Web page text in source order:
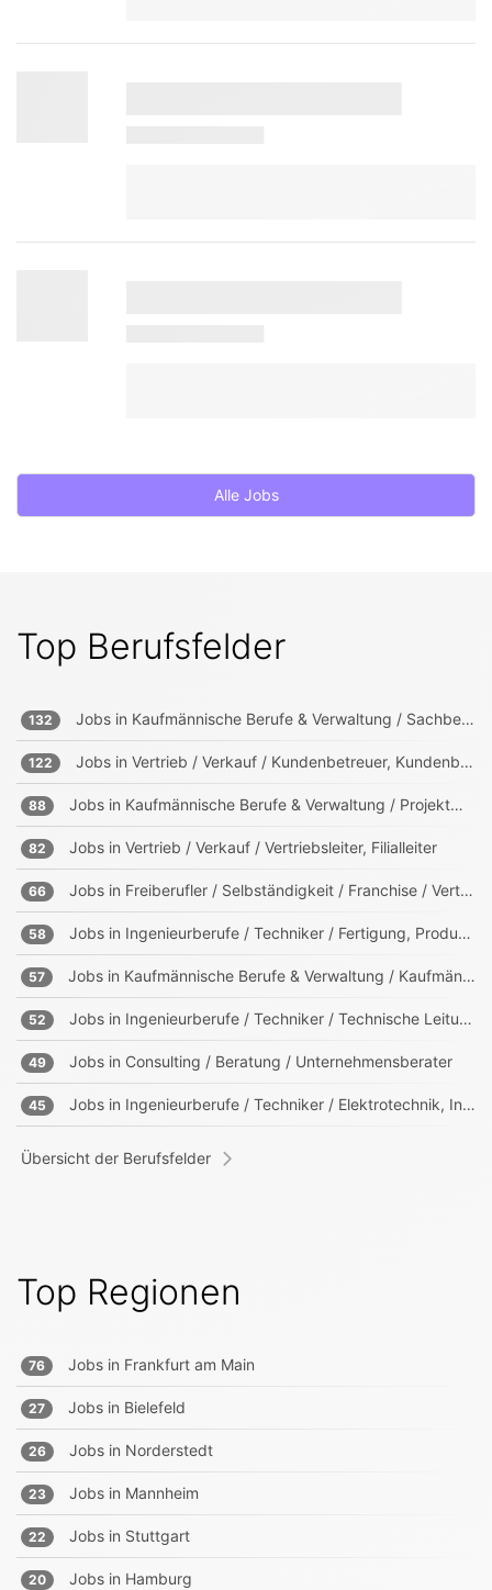
Alle Jobs
Top Berufsfelder
132 Jobs in Kaufmännische Berufe & Verwaltung / Sachbearbeitung und Verwaltung
122 Jobs in Vertrieb / Verkauf / Kundenbetreuer, Kundenberater
88 Jobs in Kaufmännische Berufe & Verwaltung / Projektmanagement, Projektleitung
82 Jobs in Vertrieb / Verkauf / Vertriebsleiter, Filialleiter
66 Jobs in Freiberufler / Selbständigkeit / Franchise / Vertrieb
58 Jobs in Ingenieurberufe / Techniker / Fertigung, Produktion
57 Jobs in Kaufmännische Berufe & Verwaltung / Kaufmännischer Leiter
52 Jobs in Ingenieurberufe / Techniker / Technische Leitung, Projektleitung
49 Jobs in Consulting / Beratung / Unternehmensberater
45 Jobs in Ingenieurberufe / Techniker / Elektrotechnik, Informationstechnik, Mechatronik
Übersicht der Berufsfelder
Top Regionen
76 Jobs in Frankfurt am Main
27 Jobs in Bielefeld
26 Jobs in Norderstedt
23 Jobs in Mannheim
22 Jobs in Stuttgart
20 Jobs in Hamburg